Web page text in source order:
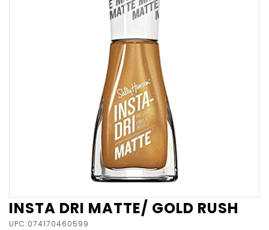
INSTA DRI MATTE/ GOLD RUSH
UPC:074170460599